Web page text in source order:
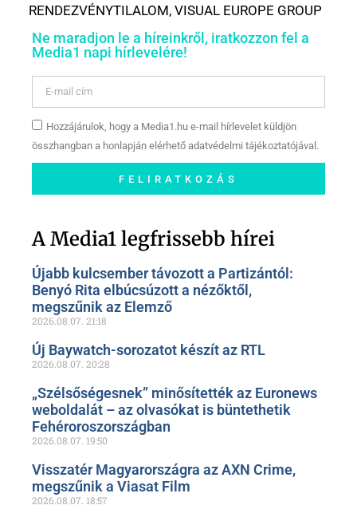
RENDEZVÉNYTILALOM, VISUAL EUROPE GROUP
Ne maradjon le a híreinkről, iratkozzon fel a
Media1 napi hírlevelére!
Hozzájárulok, hogy a Media1.hu e-mail hírlevelet küldjön
összhangban a honlapján elérhető adatvédelmi tájékoztatójával.
FELIRATKOZÁS
oldalunkon!
A Media1 legfrissebb hírei
Újabb kulcsember távozott a Partizántól:
Benyó Rita elbúcsúzott a nézőktől,
megszűnik az Elemző
2026.08.07. 21:18
Új Baywatch-sorozatot készít az RTL
2026.08.07. 20:28
„Szélsőségesnek” minősítették az Euronews
weboldalát – az olvasókat is büntethetik
Fehéroroszországban
2026.08.07. 19:50
Visszatér Magyarországra az AXN Crime,
megszűnik a Viasat Film
2026.08.07. 18:57